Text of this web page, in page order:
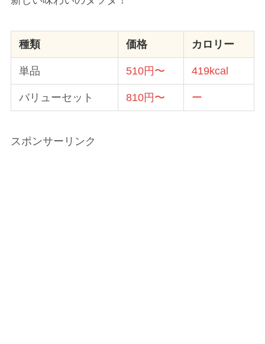
種類 価格 カロリー
単品 510円〜 419kcal
バリューセット 810円〜 ー
スポンサーリンク